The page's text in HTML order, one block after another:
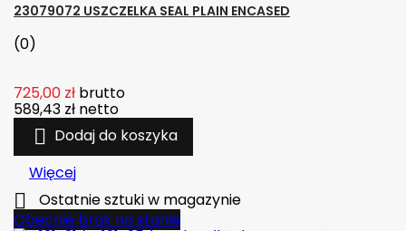
23079072 USZCZELKA SEAL PLAIN ENCASED
(0)
725,00 zł brutto
589,43 zł netto
 Dodaj do koszyka
Więcej

Ostatnie sztuki w magazynie
Obecnie brak na stanie